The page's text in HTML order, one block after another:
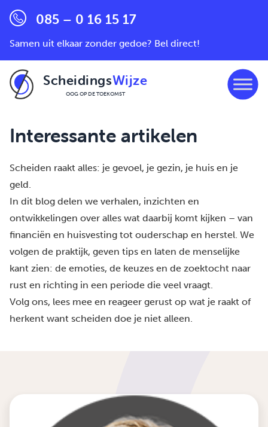
085 – 0 16 15 17
Samen uit elkaar zonder gedoe? Bel direct!
ScheidingsWijze
OOG OP DE TOEKOMST
Interessante artikelen
Scheiden raakt alles: je gevoel, je gezin, je huis en je
geld.
In dit blog delen we verhalen, inzichten en
ontwikkelingen over alles wat daarbij komt kijken – van
financiën en huisvesting tot ouderschap en herstel. We
volgen de praktijk, geven tips en laten de menselijke
kant zien: de emoties, de keuzes en de zoektocht naar
rust en richting in een periode die veel vraagt.
Volg ons, lees mee en reageer gerust op wat je raakt of
herkent want scheiden doe je niet alleen.